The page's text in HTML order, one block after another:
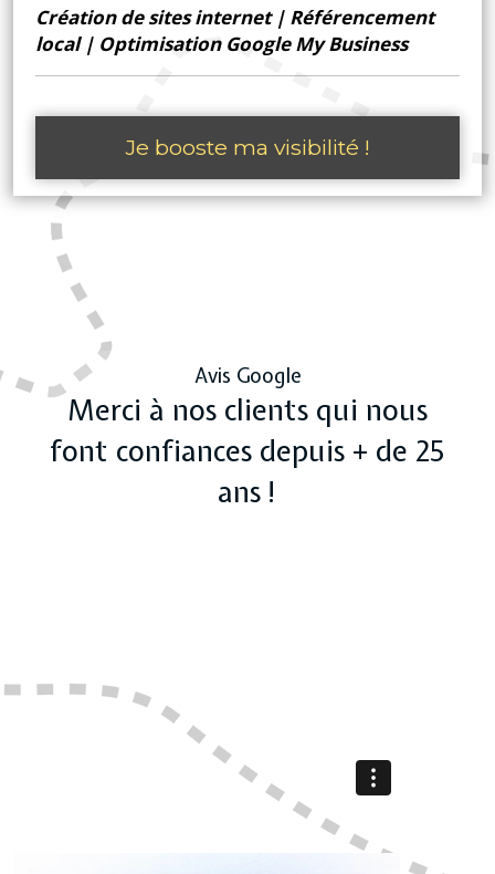
Création de sites internet| Référencement
local| Optimisation Google My Business
Je booste ma visibilité !
Avis Google
Merci à nos clients qui nous
font confiances depuis + de 25
ans !